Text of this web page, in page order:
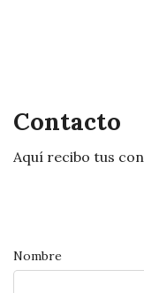
Contacto
Aquí recibo tus
Nombre